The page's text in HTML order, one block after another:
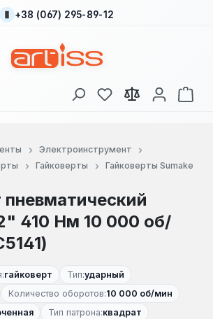
содержанию
+38 (067) 295-89-12
У вас есть товары
В
Электроинструмент
Гайковерты Гайковерты Sumake
пневматический
410 Нм 10 000 об/
гайковерт Тип:ударный
Количество оборотов:10 000 об/мин
Тип патрона:квадрат